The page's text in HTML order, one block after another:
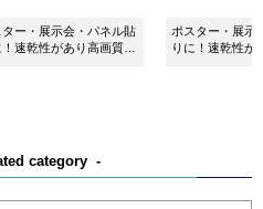
ター・展示会・パネル貼
！速乾性があり高画質の
ポスター・展示
りに！速乾性が
category